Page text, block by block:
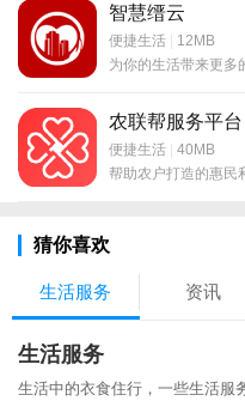
智慧缙云
便捷生活 | 12MB
为你的生活带来更多
农联帮服务平台
便捷生活 | 40MB
帮助农户打造的惠民
猜你喜欢
生活服务 资讯
生活服务
生活中的衣食住行，一些生活服